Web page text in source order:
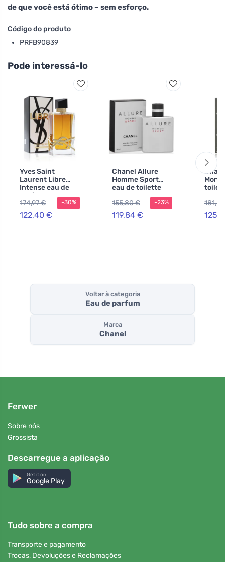
de que você está ótimo – sem esforço.
Código do produto
PRFB90839
Pode interessá-lo
Yves Saint
Laurent Libre
Intense eau de
parfum para
mulheres 90 ml
174,97 €
122,40 €
-30%
Chanel Allure
Homme Sport
eau de toilette
para homens 50
ml
155,80 €
119,84 €
-23%
Voltar à categoria
Eau de parfum
Marca
Chanel
Ferwer
Sobre nós
Grossista
Descarregue a aplicação
Get it on
Google Play
Tudo sobre a compra
Transporte e pagamento
Trocas, Devoluções e Reclamações